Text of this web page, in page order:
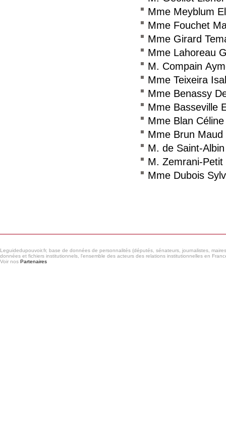
Mme Meyblum
Mme Fouchet
Mme Girard
Mme Lahoreau
M. Compain
Mme Teixeira
Mme Benassy
Mme Basseville
Mme Blan Céline
Mme Brun Maud
M. de Saint-
M. Zemrani-Petit
Mme Dubois
Leguidedupouvoir.fr, base de données de personnalités (députés, sénateurs, journalistes,
données et fichiers institutionnels, l'ensemble des acteurs des relations institutionnelles en
Voir nos Partenaires